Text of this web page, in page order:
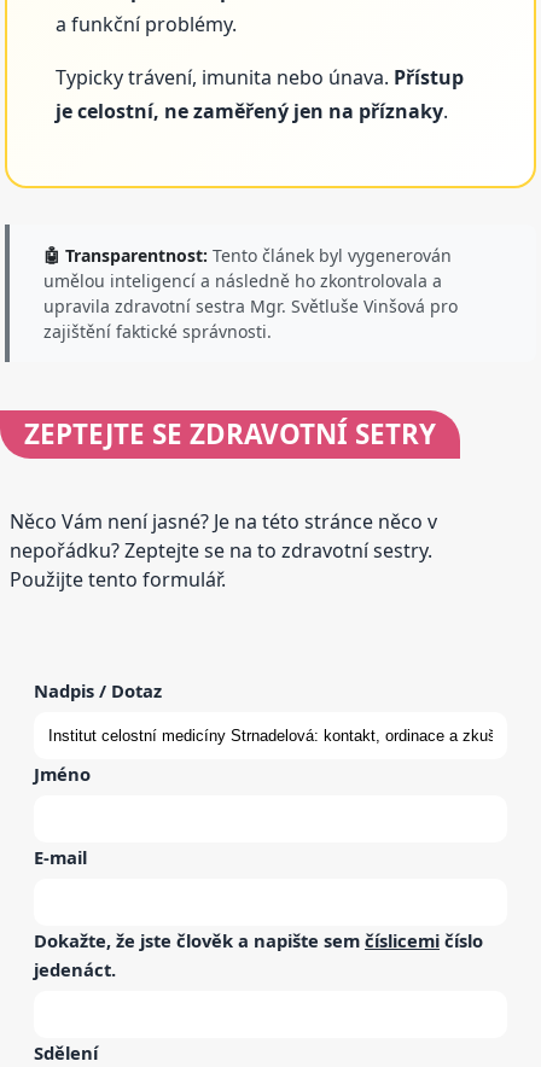
a funkční problémy.
Typicky trávení, imunita nebo únava. Přístup
je celostní, ne zaměřený jen na příznaky.
🤖 Transparentnost: Tento článek byl vygenerován
umělou inteligencí a následně ho zkontrolovala a
upravila zdravotní sestra Mgr. Světluše Vinšová pro
zajištění faktické správnosti.
ZEPTEJTE SE ZDRAVOTNÍ SETRY
Něco Vám není jasné? Je na této stránce něco v
nepořádku? Zeptejte se na to zdravotní sestry.
Použijte tento formulář.
Nadpis / Dotaz
Jméno
E-mail
Dokažte, že jste člověk a napište sem číslicemi číslo
jedenáct.
Sdělení